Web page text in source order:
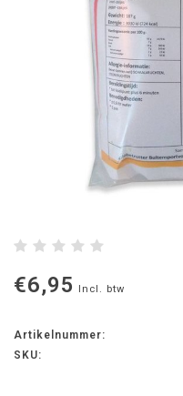
€6,95 Incl. btw
Artikelnummer:
SKU: